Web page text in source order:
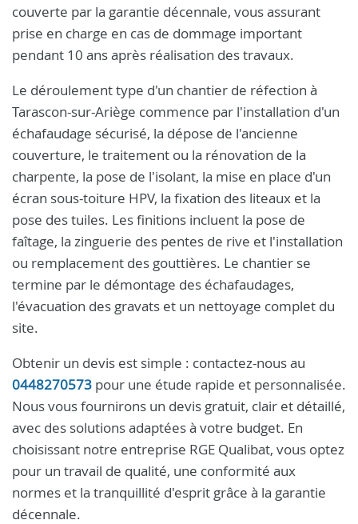
couverte par la garantie décennale, vous assurant
prise en charge en cas de dommage important
pendant 10 ans après réalisation des travaux.
Le déroulement type d'un chantier de réfection à
Tarascon-sur-Ariège commence par l'installation d'un
échafaudage sécurisé, la dépose de l'ancienne
couverture, le traitement ou la rénovation de la
charpente, la pose de l'isolant, la mise en place d'un
écran sous-toiture HPV, la fixation des liteaux et la
pose des tuiles. Les finitions incluent la pose de
faîtage, la zinguerie des pentes de rive et l'installation
ou remplacement des gouttières. Le chantier se
termine par le démontage des échafaudages,
l'évacuation des gravats et un nettoyage complet du
site.
Obtenir un devis est simple : contactez-nous au
0448270573 pour une étude rapide et personnalisée.
Nous vous fournirons un devis gratuit, clair et détaillé,
avec des solutions adaptées à votre budget. En
choisissant notre entreprise RGE Qualibat, vous optez
pour un travail de qualité, une conformité aux
normes et la tranquillité d'esprit grâce à la garantie
décennale.